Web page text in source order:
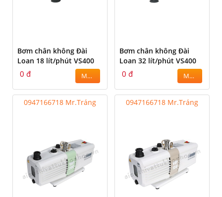
Bơm chân không Đài
Loan 18 lít/phút VS400
0 đ MUA
Bơm chân không Đài
Loan 32 lít/phút VS400
0 đ MUA
0947166718 Mr.Tráng 0947166718 Mr.Tráng